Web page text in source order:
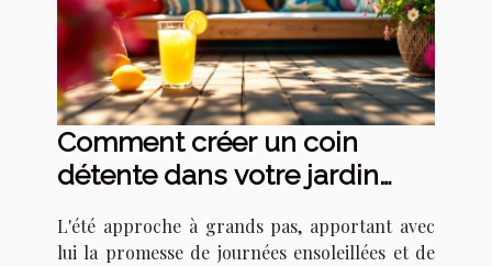
Comment créer un coin
détente dans votre jardin
L'été approche à grands pas, apportant avec
lui la promesse de journées ensoleillées et de